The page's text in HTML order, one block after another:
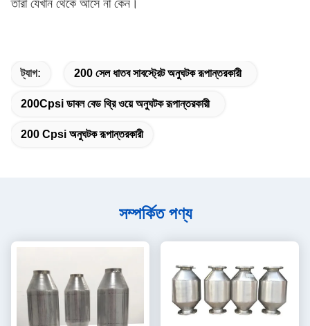
তারা যেখান থেকে আসে না কেন।
ট্যাগ: 200 সেল ধাতব সাবস্ট্রেট অনুঘটক রূপান্তরকারী
200Cpsi ডাবল বেড থ্রি ওয়ে অনুঘটক রূপান্তরকারী
200 Cpsi অনুঘটক রূপান্তরকারী
সম্পর্কিত পণ্য